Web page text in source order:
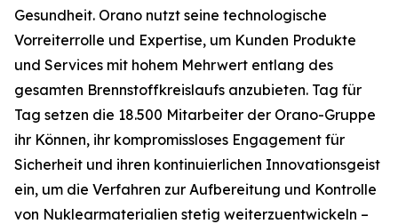
Gesundheit. Orano nutzt seine technologische
Vorreiterrolle und Expertise, um Kunden Produkte
und Services mit hohem Mehrwert entlang des
gesamten Brennstoffkreislaufs anzubieten. Tag für
Tag setzen die 18.500 Mitarbeiter der Orano-Gruppe
ihr Können, ihr kompromissloses Engagement für
Sicherheit und ihren kontinuierlichen Innovationsgeist
ein, um die Verfahren zur Aufbereitung und Kontrolle
von Nuklearmaterialien stetig weiterzuentwickeln –